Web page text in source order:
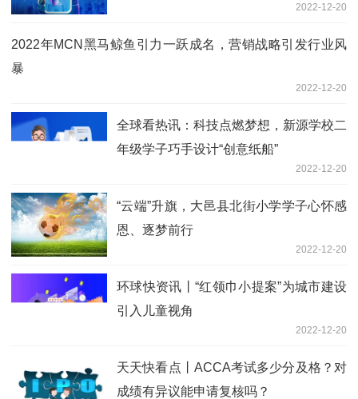
2022-12-20
2022年MCN黑马鲸鱼引力一跃成名，营销战略引发行业风
暴
2022-12-20
全球看热讯：科技点燃梦想，新源学校二
年级学子巧手设计“创意纸船”
2022-12-20
“云端”升旗，大邑县北街小学学子心怀感
恩、逐梦前行
2022-12-20
环球快资讯丨“红领巾小提案”为城市建设
引入儿童视角
2022-12-20
天天快看点丨ACCA考试多少分及格？对
成绩有异议能申请复核吗？